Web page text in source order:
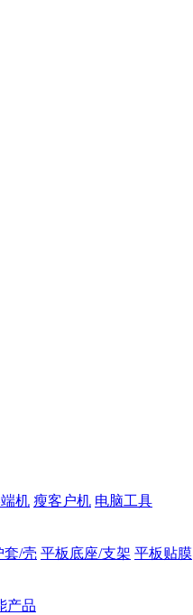
机 瘦客户机 电脑工具
套/壳 平板底座/支架 平板贴膜
产品